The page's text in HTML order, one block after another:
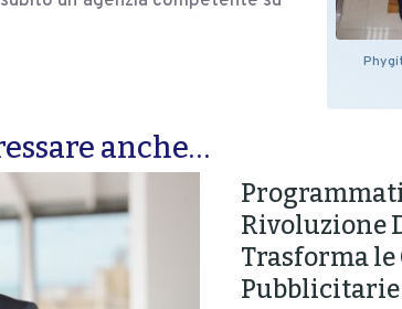
anche…
Rivoluzione
Trasforma le
Pubblicitarie